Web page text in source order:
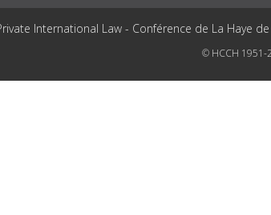
International Law - Conférence de La Haye
© HCCH 1951-